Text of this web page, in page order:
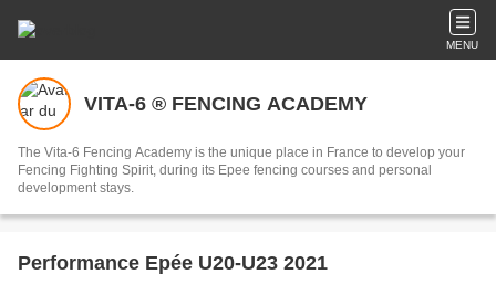
MENU
VITA-6 ® FENCING ACADEMY
The Vita-6 Fencing Academy is the unique place in France to develop your
Fencing Fighting Spirit, during its Epee fencing courses and personal
development stays.
Performance Epée U20-U23 2021